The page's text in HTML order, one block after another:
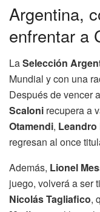
Argentina,
enfrentar a
LaSelección
Mundial y con una
Después de vencer a
Scaloni recupera a
Otamendi, Leandro
regresan al once
Además, Lionel
juego, volverá a ser
Nicolás Tagliafico,